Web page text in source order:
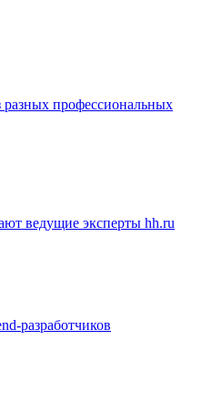
профессиональных
ведущие эксперты hh.ru
разработчиков